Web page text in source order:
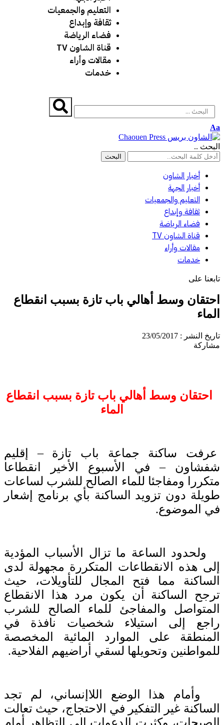
التعليم والجمعيات
ثقافة وإبداع
فضاء الرياضة
قناة الشاون TV
مقالات وأراء
خدمات
Aa
البحث ..
أخبار الشاون
أخبار الجهة
التعليم والجمعيات
ثقافة وإبداع
فضاء الرياضة
قناة الشاون TV
مقالات وأراء
خدمات
تابعنا على
احتقان وسط أهالي باب تازة بسبب انقطاع
الماء
تاريخ النشر : 23/05/2017
مشاركة
احتقان وسط أهالي باب تازة بسبب انقطاع
الماء
عرفت ساكنة جماعة باب تازة – إقليم
شفشاون – في الأسبوع الأخير انقطاعا
متكررا ومفاجئا للماء الصالح للشرب لساعات
طويلة دون تزويد الساكنة بأي برنامج إشعار
في الموضوع.
ولحدود الساعة ما تزال الأسباب المؤدية
إلى هذه الانقطاعات المتكررة مجهولة لدى
الساكنة مما فتح المجال للتأويلات، حيث
ترجح الساكنة أن يكون مرد هذا الانقطاع
المتواصل والمفاجئ للماء الصالح للشرب
راجع إلى استيلاء شخصيات نافذة في
المنطقة على الموارد المائية المخصصة
للمواطنين وتحويلها لسقي أراضيهم الفلاحية.
وأمام هذا الوضع اللاإنساني، لم تجد
الساكنة غير التفكير في الاحتجاج، حيث تعالت